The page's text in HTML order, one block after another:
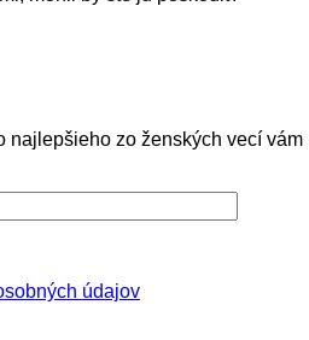
najlepšieho zo ženských vecí vám
údajov